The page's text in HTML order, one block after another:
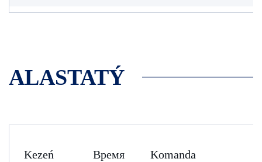
ALASTATÝ
Kezeń Время Komanda